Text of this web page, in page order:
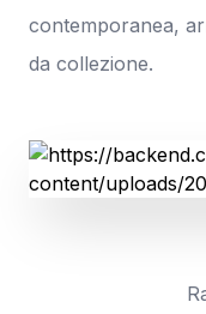
contemporanea,
da collezione.